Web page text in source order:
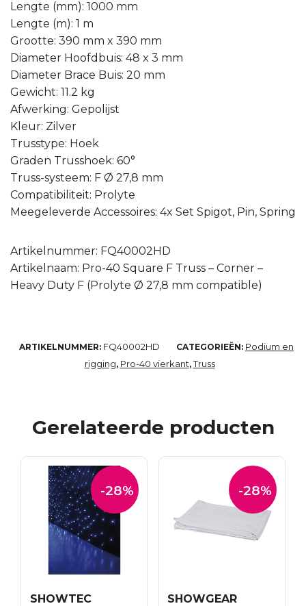
Lengte (mm): 1000 mm
Lengte (m): 1 m
Grootte: 390 mm x 390 mm
Diameter Hoofdbuis: 48 x 3 mm
Diameter Brace Buis: 20 mm
Gewicht: 11.2 kg
Afwerking: Gepolijst
Kleur: Zilver
Trusstype: Hoek
Graden Trusshoek: 60°
Truss-systeem: F Ø 27,8 mm
Compatibiliteit: Prolyte
Meegeleverde Accessoires: 4x Set Spigot, Pin, Spring
Artikelnummer: FQ40002HD
Artikelnaam: Pro-40 Square F Truss – Corner –
Heavy Duty F (Prolyte Ø 27,8 mm compatible)
ARTIKELNUMMER: FQ40002HD CATEGORIEËN: Podium en
rigging, Pro-40 vierkant,Truss
Gerelateerde producten
-28%
SHOWTEC
-28%
SHOWGEAR